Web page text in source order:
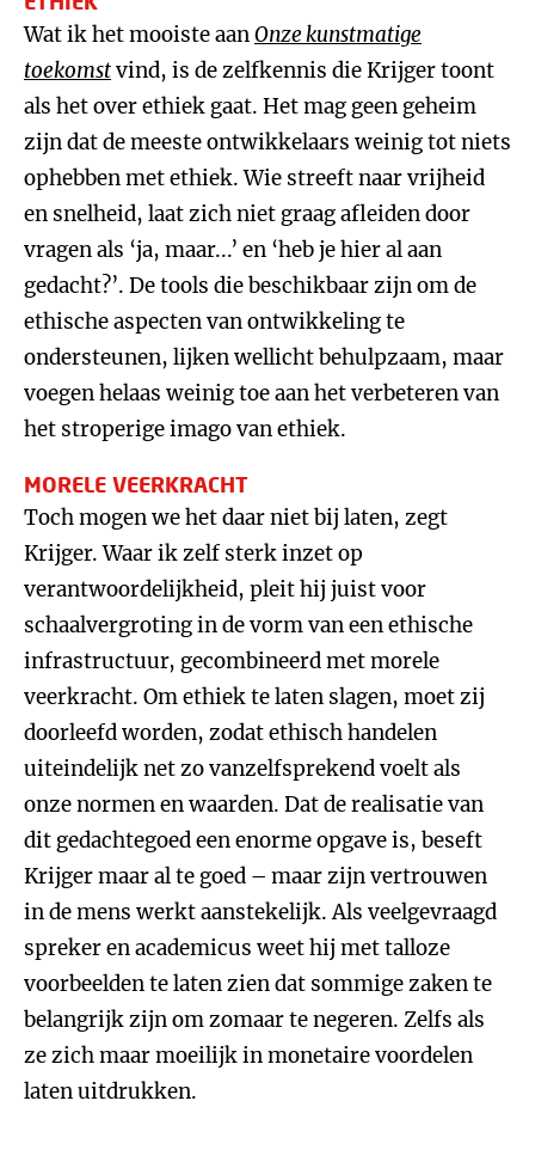
Wat ik het mooiste aanOnze kunstmatige
toekomstvind, is de zelfkennis die Krijger toont
als het over ethiek gaat. Het mag geen geheim
zijn dat de meeste ontwikkelaars weinig tot niets
ophebben met ethiek. Wie streeft naar vrijheid
en snelheid, laat zich niet graag afleiden door
vragen als ‘ja, maar...’ en ‘heb je hier al aan
gedacht?’. De tools die beschikbaar zijn om de
ethische aspecten van ontwikkeling te
ondersteunen, lijken wellicht behulpzaam, maar
voegen helaas weinig toe aan het verbeteren van
het stroperige imago van ethiek.
MORELE VEERKRACHT
Toch mogen we het daar niet bij laten, zegt
Krijger. Waar ik zelf sterk inzet op
verantwoordelijkheid, pleit hij juist voor
schaalvergroting in de vorm van een ethische
infrastructuur, gecombineerd met morele
veerkracht. Om ethiek te laten slagen, moet zij
doorleefd worden, zodat ethisch handelen
uiteindelijk net zo vanzelfsprekend voelt als
onze normen en waarden. Dat de realisatie van
dit gedachtegoed een enorme opgave is, beseft
Krijger maar al te goed – maar zijn vertrouwen
in de mens werkt aanstekelijk. Als veelgevraagd
spreker en academicus weet hij met talloze
voorbeelden te laten zien dat sommige zaken te
belangrijk zijn om zomaar te negeren. Zelfs als
ze zich maar moeilijk in monetaire voordelen
laten uitdrukken.